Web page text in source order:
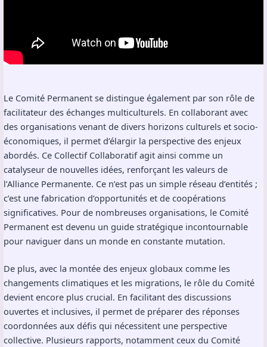
Le Comité Permanent se distingue également par son rôle de
facilitateur des échanges multiculturels. En collaborant avec
des organisations venant de divers horizons culturels et socio-
économiques, il permet d’élargir la perspective des enjeux
abordés. Ce Collectif Collaboratif agit ainsi comme un
catalyseur de nouvelles idées, renforçant les valeurs de
l’Alliance Permanente. Ce n’est pas un simple réseau d’entités ;
c’est une fabrication d’opportunités et de coopérations
significatives. Pour de nombreuses organisations, le Comité
Permanent est devenu un guide stratégique incontournable
pour naviguer dans un monde en constante mutation.
De plus, avec la montée des enjeux globaux comme les
changements climatiques et les migrations, le rôle du Comité
devient encore plus crucial. En facilitant des discussions
ouvertes et inclusives, il permet de préparer des réponses
coordonnées aux défis qui nécessitent une perspective
collective. Plusieurs rapports, notamment ceux du Comité